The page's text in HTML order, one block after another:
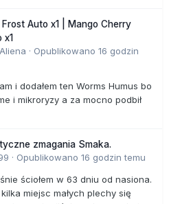
Auto x1 | Mango Cherry
x1
· Opublikowano 16 godzin
i dodałem ten Worms Humus bo
i mikroryzy a za mocno podbił
zmagania Smaka.
· Opublikowano 16 godzin temu
ściołem w 63 dniu od nasiona.
miejsc małych plechy się